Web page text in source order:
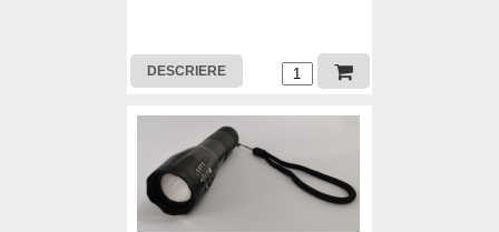
DESCRIERE